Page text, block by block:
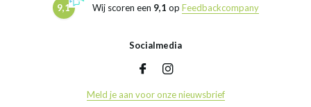
9,1 Wij scoren een 9,1 op Feedbackcompany
Socialmedia
Meld je aan voor onze nieuwsbrief